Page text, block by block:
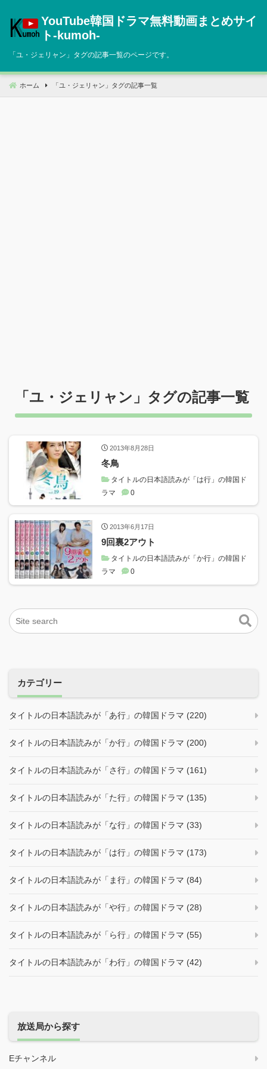
へ
動
YouTube韓国ドラマ無料動画まとめサイ
ト‐kumoh‐
「 ユ・ジェリャン 」タグの記事一覧のページです。
ホーム 「 ユ・ジェリャン 」タグの記事一覧
「ユ・ジェリャン 」タグの記事一覧
2013年8月28日
冬鳥
タイトルの日本語読みが「は行」の韓国ド
ラマ
0
2013年6月17日
9回裏2アウト
タイトルの日本語読みが「か行」の韓国ド
ラマ
0
カテゴリー
タイトルの日本語読みが「あ行」の韓国ドラマ (220)
タイトルの日本語読みが「か行」の韓国ドラマ (200)
タイトルの日本語読みが「さ行」の韓国ドラマ (161)
タイトルの日本語読みが「た行」の韓国ドラマ (135)
タイトルの日本語読みが「な行」の韓国ドラマ (33)
タイトルの日本語読みが「は行」の韓国ドラマ (173)
タイトルの日本語読みが「ま行」の韓国ドラマ (84)
タイトルの日本語読みが「や行」の韓国ドラマ (28)
タイトルの日本語読みが「ら行」の韓国ドラマ (55)
タイトルの日本語読みが「わ行」の韓国ドラマ (42)
放送局から探す
Eチャンネル